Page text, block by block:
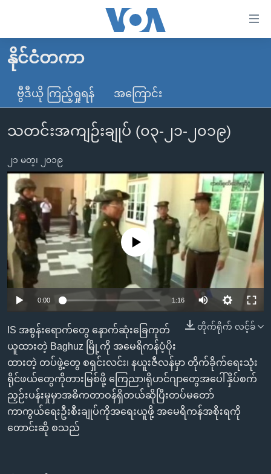
လွယ်ကူ
စေ
သည့်
များ
ပင်မ
အကြောင်းအရာ
ကျော်
ကြည့်
ပင်မ
ညွန်း
စာမျက်နှာ
ကြည့်
ရန်
ရှာဖွေ
ရန်
မူလစာမျက်နှာ
မြန်မာ
ကမ္ဘာ့သတင်းများ
နိုင်ငံတကာ
တရုတ်
အစ္စရေး-ပါလက်စတိုင်း
ဗွီဒီယို
ရပ်ဝန်းတခု လမ်းတခု အလွန်
အင်္ဂလိပ်စာလေ့လာမယ်
အမေရိကန်သုံးအီဒီယံ
မကြေးမုံရဲ့ အင်္ဂလိပ်စာ
ရုပ်ရှင်ထဲက အင်္ဂလိပ်စာ
သုတပဒေသာ အင်္ဂလိပ်စာ
အပတ်စဉ်ကဏ္ဍများ
ရေဒီယို
တီဗွီ
ရေဒီယိုနှင့်ရုပ်သံ အချက်အလက်များ
ရေဒီယို/တီဗွီအစီအစဉ်
Learning English
ဗွီအိုအေ လူမှုကွန်ယက်များ
ဘာသာစကားများ
နိုင်ငံတကာ
ဗွီဒီယို ကြည့်ရှုရန် အကြောင်း
သတင်းအကျဉ်းချုပ် (၀၃-၂၁-၂၀၁၉)
၂၁ မတ္၊ ၂၀၁၉
No media source currently available
0:00 1:16
တိုက်ရိုက် လင့်ခ်
IS အစွန်းရောက်တွေ နောက်ဆုံးခြေကုတ်
ယူထားတဲ့ Baghuz မြို့ကို အမေရိကန်ပံ့ပိုး
ထားတဲ့ တပ်ဖွဲ့တွေ စရှင်းလင်း၊ နယူးဇီလန်မှာ တိုက်ခိုက်ရေးသုံး
ရိုင်ဖယ်တွေကိုတားမြစ်ဖို့ ကြေညာ၊ရိုဟင်ဂျာတွေအပေါ်နှိပ်စက်
ညှဉ်းပန်းမှုမှာအဓိကတာဝန်ရှိတယ်ဆိုပြီးတပ်မတော်
ကာကွယ်ရေးဦးစီးချုပ်ကိုအရေးယူဖို့ အမေရိကန်အစိုးရကို
တောင်းဆို စသည်